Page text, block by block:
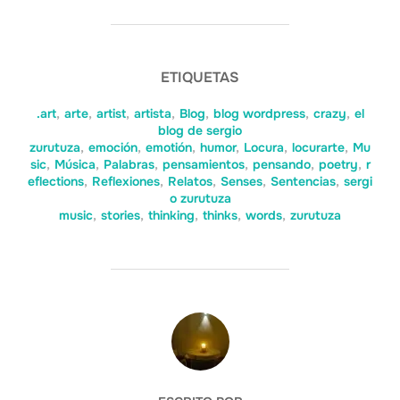
ETIQUETAS
.art, arte, artist, artista, Blog, blog wordpress, crazy, el
blog de sergio
zurutuza, emoción, emotión, humor, Locura, locurarte, Mu
sic, Música, Palabras, pensamientos, pensando, poetry, r
eflections, Reflexiones, Relatos, Senses, Sentencias, sergi
o zurutuza
music, stories, thinking, thinks, words, zurutuza
AUTOR DE LA ENTRADA